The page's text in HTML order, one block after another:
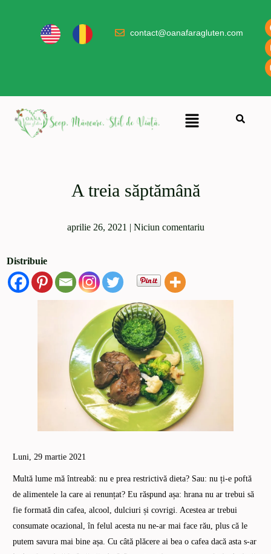
contact@oanafaragluten.com
A treia săptămână
aprilie 26, 2021 | Niciun comentariu
Distribuie
Luni, 29 martie 2021
Multă lume mă întreabă: nu e prea restrictivă dieta? Sau: nu ți-e poftă
de alimentele la care ai renunțat? Eu răspund așa: hrana nu ar trebui să
fie formată din cafea, alcool, dulciuri și covrigi. Acestea ar trebui
consumate ocazional, în felul acesta nu ne-ar mai face rău, plus că le
putem savura mai bine așa. Cu câtă plăcere ai bea o cafea dacă asta s-ar